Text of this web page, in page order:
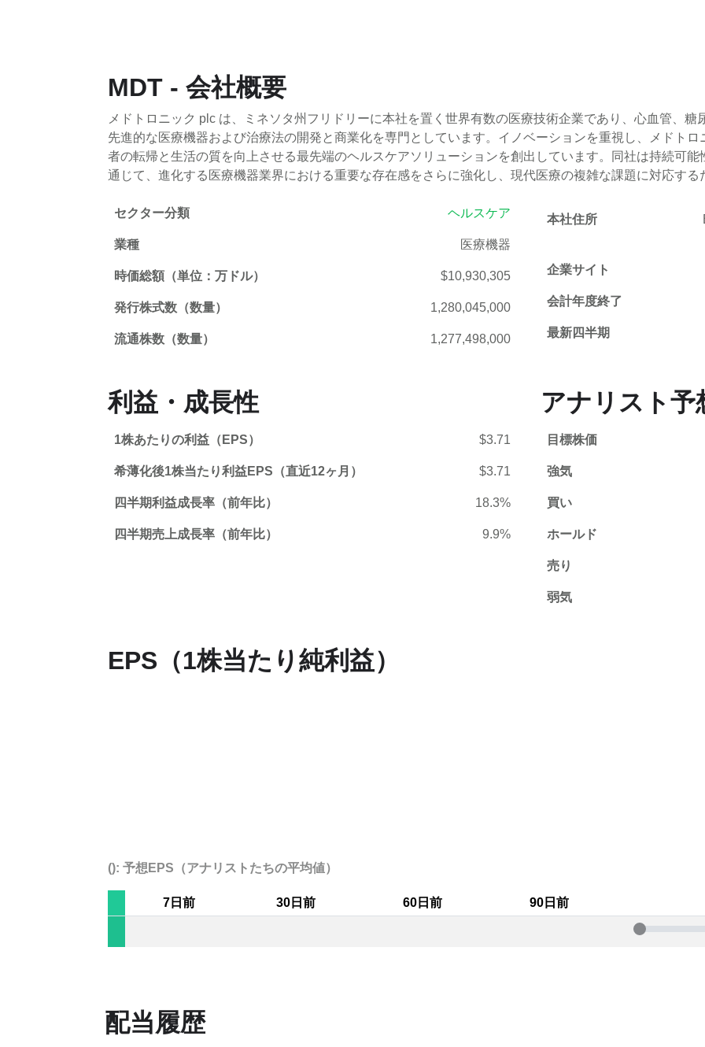
MDT - 会社概要
メドトロニック plc は、ミネソタ州フリドリーに本社を置く世界有数の医療技術企業であり、心血管、
先進的な医療機器および治療法の開発と商業化を専門としています。イノベーションを重視し、メドト
者の転帰と生活の質を向上させる最先端のヘルスケアソリューションを創出しています。同社は持続可
通じて、進化する医療機器業界における重要な存在感をさらに強化し、現代医療の複雑な課題に対応する
セクター分類 ヘルスケア
業種 医療機器
時価総額（単位：万ドル） $10,930,305
発行株式数（数量） 1,280,045,000
流通株数（数量） 1,277,498,000
本社住所
企業サイト
会計年度終了
最新四半期
利益・成長性
1株あたりの利益（EPS） $3.71
希薄化後1株当たり利益EPS（直近12ヶ月） $3.71
四半期利益成長率（前年比） 18.3%
四半期売上成長率（前年比） 9.9%
アナリスト予
目標株価
強気
買い
ホールド
売り
弱気
EPS（1株当たり純利益）
(): 予想EPS（アナリストたちの平均値）
7日前 30日前 60日前 90日前
配当履歴